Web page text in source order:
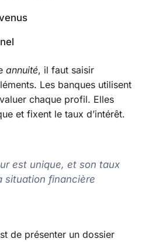
annuité, il faut saisir
Les banques utilisent
chaque profil. Elles
et fixent le taux d’intérêt.
est unique, et son taux
situation financière
de présenter un dossier